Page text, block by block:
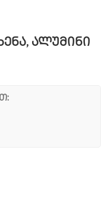
ალუმინი